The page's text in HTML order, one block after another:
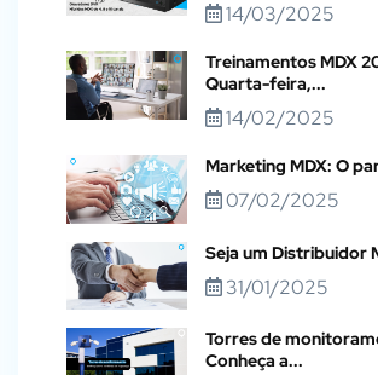
14/03/2025
Treinamentos MDX
Quarta-feira,...
14/02/2025
Marketing MDX: O
07/02/2025
Seja um Distribuidor
31/01/2025
Torres de
Conheça a...